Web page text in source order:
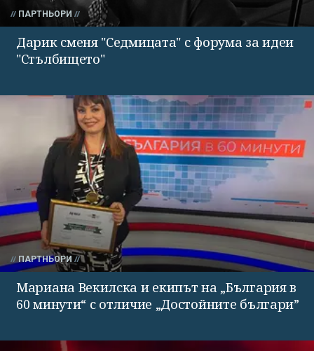
ПАРТНЬОРИ
Дарик сменя "Седмицата" с форума за идеи
"Стълбището"
ПАРТНЬОРИ
Мариана Векилска и екипът на „България в
60 минути“ с отличие „Достойните българи”